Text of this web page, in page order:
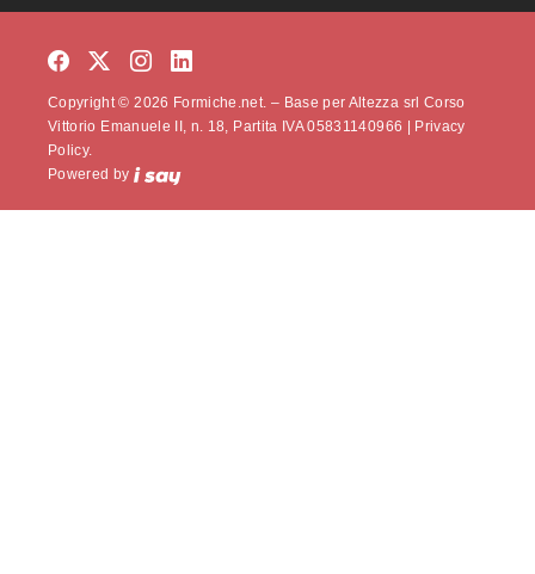
Copyright © 2026 Formiche.net. – Base per Altezza srl Corso
Vittorio Emanuele II, n. 18, Partita IVA 05831140966 |
Privacy
Policy.
Powered by